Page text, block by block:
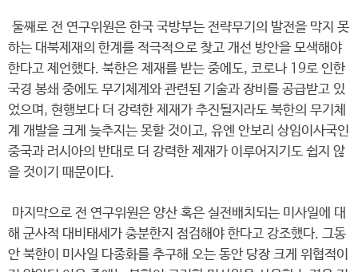
둘째로 전 연구위원은 한국 국방부는 전략무기의 발전을 막지 못
하는 대북제재의 한계를 적극적으로 찾고 개선 방안을 모색해야
한다고 제언했다. 북한은 제재를 받는 중에도, 코로나 19로 인한
국경 봉쇄 중에도 무기체계와 관련된 기술과 장비를 공급받고 있
었으며, 현행보다 더 강력한 제재가 추진될지라도 북한의 무기체
계 개발을 크게 늦추지는 못할 것이고, 유엔 안보리 상임이사국인
중국과 러시아의 반대로 더 강력한 제재가 이루어지기도 쉽지 않
을 것이기 때문이다.
마지막으로 전 연구위원은 양산 혹은 실전배치되는 미사일에 대
해 군사적 대비태세가 충분한지 점검해야 한다고 강조했다. 그동
안 북한이 미사일 다종화를 추구해 오는 동안 당장 크게 위협적이